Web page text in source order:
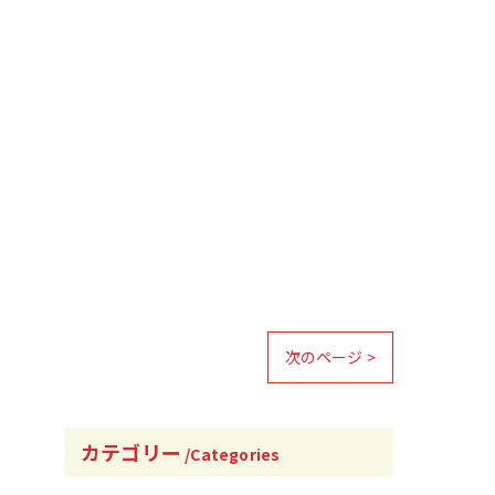
次のページ >
カテゴリー Categories